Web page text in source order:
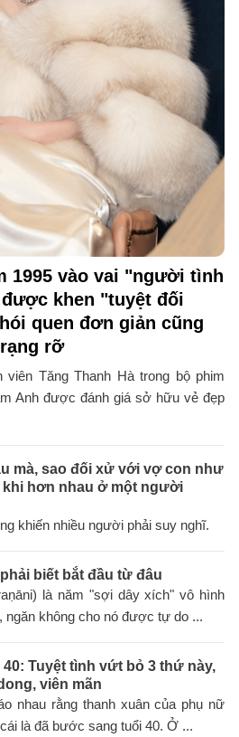
1995 vào vai "người tình
khen "tuyệt đối
quen đơn giản cũng
rỡ
Tăng Thanh Hà trong bộ phim
Anh được đánh giá sở hữu vẻ đẹp
mà, sao đối xử với vợ con như
hơn nhau ở một người
khiến nhiều người phải suy nghĩ.
biết bắt đầu từ đâu
là năm "sợi dây xích" vô hình
ngăn không cho nó được tự do ...
Tuyệt tình vứt bỏ 3 thứ này,
viên mãn
nhau rằng thanh xuân của phụ nữ
là đã bước sang tuổi 40. Ở ...